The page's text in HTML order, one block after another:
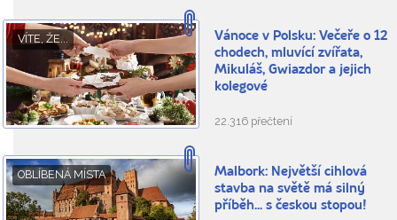
VÍTE, ŽE...
Vánoce v Polsku: Večeře o 12
chodech, mluvící zvířata,
Mikuláš, Gwiazdor a jejich
kolegové
22.316 přečtení
OBLÍBENÁ MÍSTA
Malbork: Největší cihlová
stavba na světě má silný
příběh... s českou stopou!